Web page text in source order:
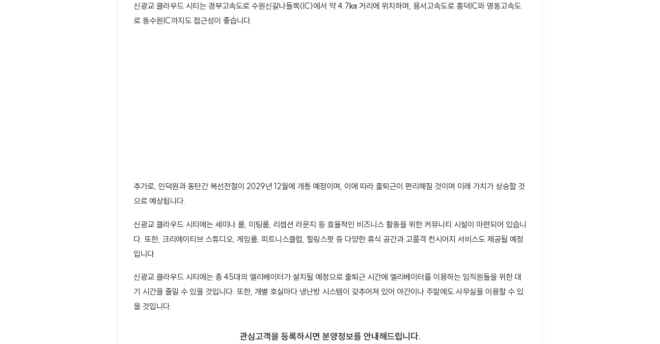
신광교 클라우드 시티는 경부고속도로 수원신갈나들목(IC)에서 약 4.7㎞ 거리에 위치하며, 용서고속도로 흥덕IC와 영동고속도
로 동수원IC까지도 접근성이 좋습니다.
추가로, 인덕원과 동탄간 복선전철이 2029년 12월에 개통 예정이며, 이에 따라 출퇴근이 편리해질 것이며 미래 가치가 상승할 것
으로 예상됩니다.
신광교 클라우드 시티에는 세미나 룸, 미팅룸, 리셉션 라운지 등 효율적인 비즈니스 활동을 위한 커뮤니티 시설이 마련되어 있습니
다. 또한, 크리에이티브 스튜디오, 게임룸, 피트니스클럽, 힐링스팟 등 다양한 휴식 공간과 고품격 컨시어지 서비스도 제공될 예정
입니다.
신광교 클라우드 시티에는 총 45대의 엘리베이터가 설치될 예정으로 출퇴근 시간에 엘리베이터를 이용하는 임직원들을 위한 대
기 시간을 줄일 수 있을 것입니다. 또한, 개별 호실마다 냉난방 시스템이 갖추어져 있어 야간이나 주말에도 사무실을 이용할 수 있
을 것입니다.
관심고객을 등록하시면 분양정보를 안내해드립니다.